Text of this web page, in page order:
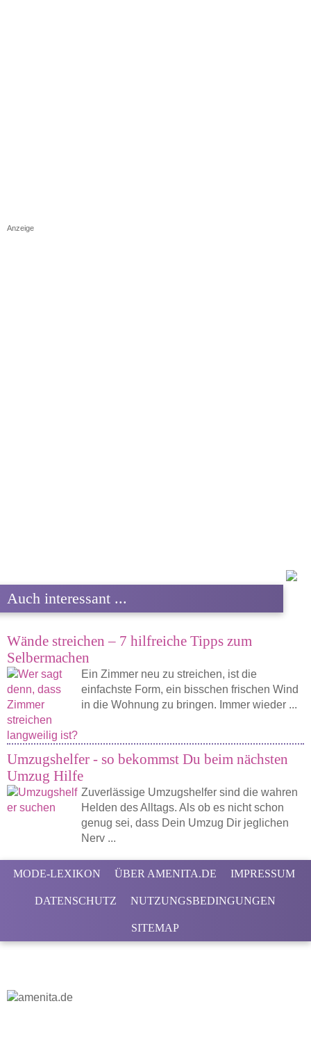
Anzeige
Auch interessant ...
Wände streichen – 7 hilfreiche Tipps zum
Selbermachen
Ein Zimmer neu zu streichen, ist die
einfachste Form, ein bisschen frischen Wind
in die Wohnung zu bringen. Immer wieder ...
Umzugshelfer - so bekommst Du beim nächsten
Umzug Hilfe
Zuverlässige Umzugshelfer sind die wahren
Helden des Alltags. Als ob es nicht schon
genug sei, dass Dein Umzug Dir jeglichen
Nerv ...
MODE-LEXIKON ÜBER AMENITA.DE IMPRESSUM
DATENSCHUTZ NUTZUNGSBEDINGUNGEN
SITEMAP